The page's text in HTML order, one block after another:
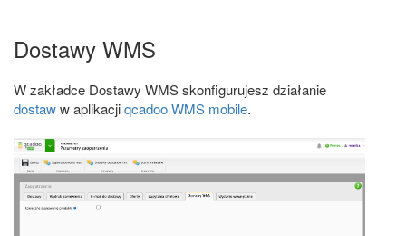
Dostawy WMS
W zakładce Dostawy WMS skonfigurujesz działanie
dostaww aplikacjiqcadoo WMS mobile.